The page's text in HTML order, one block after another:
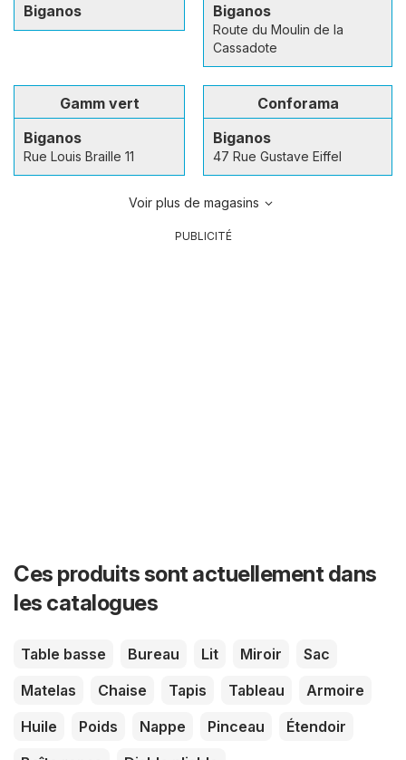
Biganos
Biganos
Route du Moulin de la
Cassadote
Gamm vert
Biganos
Rue Louis Braille 11
Conforama
Biganos
47 Rue Gustave Eiffel
Voir plus de magasins
PUBLICITÉ
Ces produits sont actuellement dans
les catalogues
Table basse Bureau Lit Miroir
Sac
Matelas
Chaise Tapis Tableau
Armoire
Huile
Poids Nappe Pinceau
Étendoir